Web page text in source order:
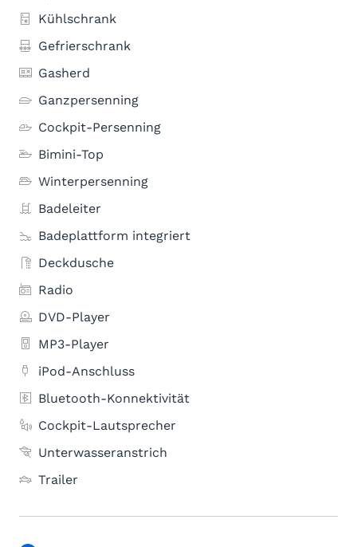
Kühlschrank
Gefrierschrank
Gasherd
Ganzpersenning
Cockpit-Persenning
Bimini-Top
Winterpersenning
Badeleiter
Badeplattform integriert
Deckdusche
Radio
DVD-Player
MP3-Player
iPod-Anschluss
Bluetooth-Konnektivität
Cockpit-Lautsprecher
Unterwasseranstrich
Trailer